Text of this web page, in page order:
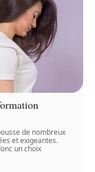
de nombreux
et exigeantes.
un choix